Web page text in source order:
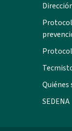
Quiénes
SEDENA